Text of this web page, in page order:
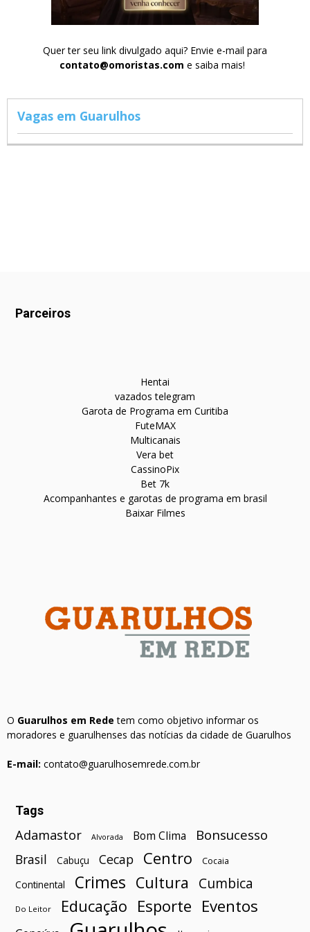
Quer ter seu link divulgado aqui? Envie e-mail para
contato@omoristas.com e saiba mais!
Vagas em Guarulhos
Parceiros
Hentai
vazados telegram
Garota de Programa em Curitiba
FuteMAX
Multicanais
Vera bet
CassinoPix
Bet 7k
Acompanhantes e garotas de programa em brasil
Baixar Filmes
O Guarulhos em Rede tem como objetivo informar os
moradores e guarulhenses das notícias da cidade de Guarulhos
E-mail: contato@guarulhosemrede.com.br
Tags
Adamastor Alvorada Bom Clima Bonsucesso
Brasil Cabuçu Cecap Centro Cocaia
Continental Crimes Cultura Cumbica
Do Leitor Educação Esporte Eventos